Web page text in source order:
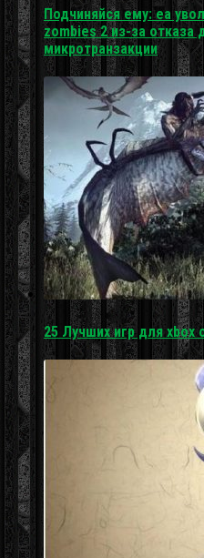
Подчиняйся ему: ea
zombies 2 из-за отказа
микротранзакции
25 Лучших игр для xbox